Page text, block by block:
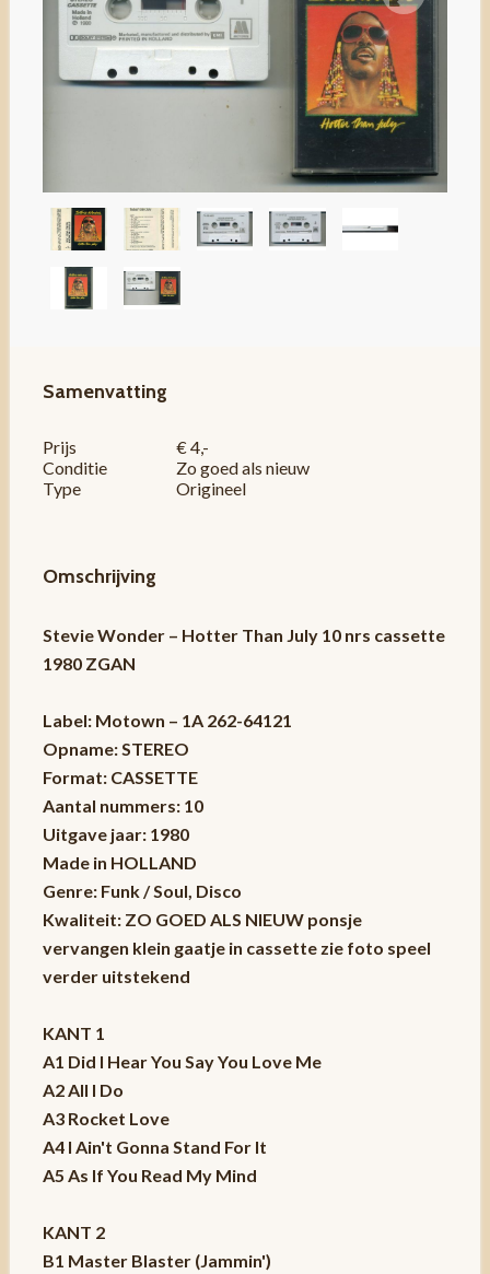
Samenvatting
Prijs
€ 4,-
Conditie
Zo goed als nieuw
Type
Origineel
Omschrijving
Stevie Wonder – Hotter Than July 10 nrs cassette
1980 ZGAN
Label: Motown – 1A 262-64121
Opname: STEREO
Format: CASSETTE
Aantal nummers: 10
Uitgave jaar: 1980
Made in HOLLAND
Genre: Funk / Soul, Disco
Kwaliteit: ZO GOED ALS NIEUW ponsje
vervangen klein gaatje in cassette zie foto speel
verder uitstekend
KANT 1
A1 Did I Hear You Say You Love Me
A2 All I Do
A3 Rocket Love
A4 I Ain't Gonna Stand For It
A5 As If You Read My Mind
KANT 2
B1 Master Blaster (Jammin')